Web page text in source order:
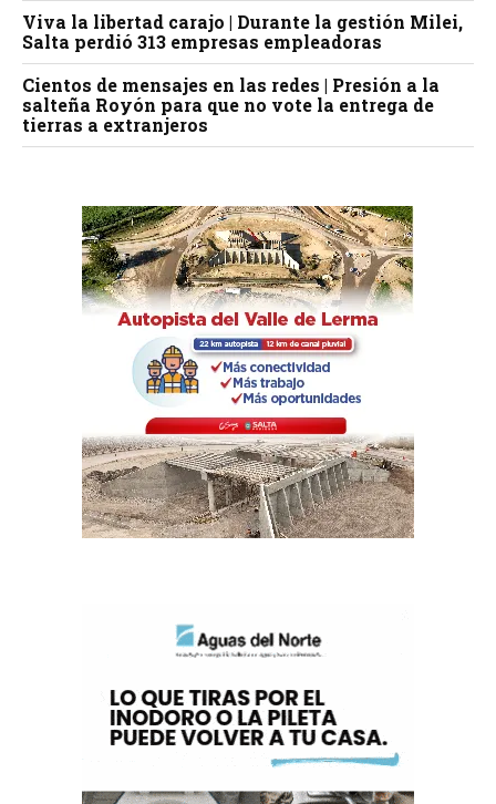
Viva la libertad carajo | Durante la gestión Milei,
Salta perdió 313 empresas empleadoras
Cientos de mensajes en las redes | Presión a la
salteña Royón para que no vote la entrega de
tierras a extranjeros